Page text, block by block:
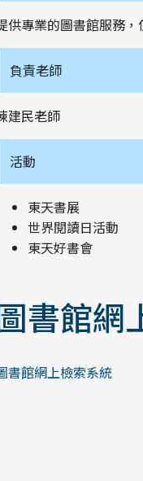
供專業的圖書館服務
負責老師
建民老師
活動
東天書展
世界閱讀日活動
東天好書會
書館網
書館網上檢索系統